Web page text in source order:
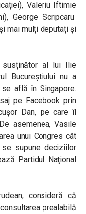
Valeriu Iftimie
George Scripcaru
mai mulți deputați și
susținător al lui Ilie
Bucureștiului nu a
află în Singapore.
pe Facebook prin
Dan, pe care îl
asemenea, Vasile
unui Congres cât
supune deciziilor
Partidul Naţional
consideră că
prealabilă